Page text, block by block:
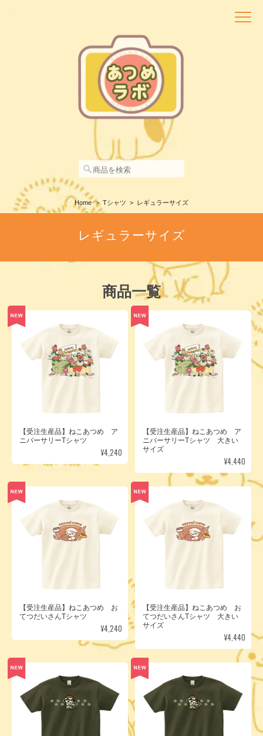
Home Tシャツ レギュラーサイズ
レギュラーサイズ
商品一覧
【受注生産品】ねこあつめ ア
ニバーサリーTシャツ
¥4,240
【受注生産品】ねこあつめ ア
ニバーサリーTシャツ 大きい
サイズ
¥4,440
【受注生産品】ねこあつめ お
てつだいさんTシャツ
¥4,240
【受注生産品】ねこあつめ お
てつだいさんTシャツ 大きい
サイズ
¥4,440